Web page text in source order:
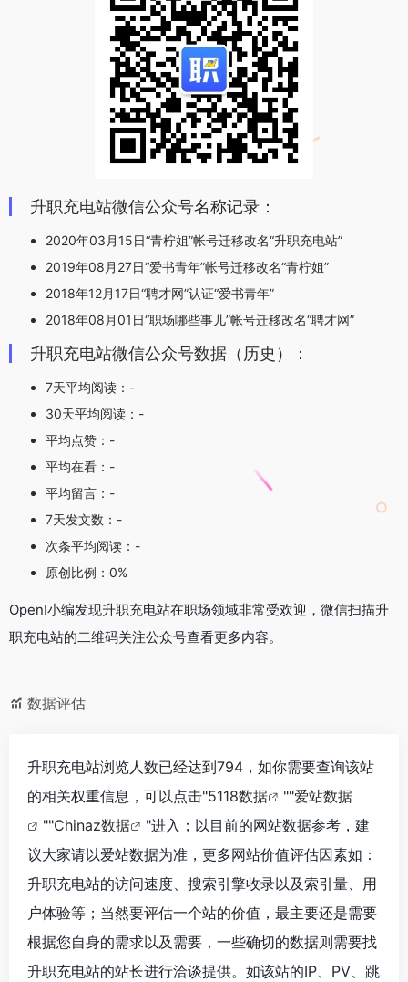
升职充电站微信公众号名称记录：
2020年03月15日“青柠姐”帐号迁移改名“升职充电站”
2019年08月27日“爱书青年”帐号迁移改名“青柠姐”
2018年12月17日“聘才网”认证“爱书青年”
2018年08月01日“职场哪些事儿”帐号迁移改名“聘才网”
升职充电站微信公众号数据（历史）：
7天平均阅读：-
30天平均阅读：-
平均点赞：-
平均在看：-
平均留言：-
7天发文数：-
次条平均阅读：-
原创比例：0%
OpenI小编发现升职充电站在职场领域非常受欢迎，微信扫描升
职充电站的二维码关注公众号查看更多内容。
数据评估
升职充电站浏览人数已经达到794，如你需要查询该站
的相关权重信息，可以点击"5118数据 ""爱站数据
""Chinaz数据
"进入；以目前的网站数据参考，建
议大家请以爱站数据为准，更多网站价值评估因素如：
升职充电站的访问速度、搜索引擎收录以及索引量、用
户体验等；当然要评估一个站的价值，最主要还是需要
根据您自身的需求以及需要，一些确切的数据则需要找
升职充电站的站长进行洽谈提供。如该站的IP、PV、跳